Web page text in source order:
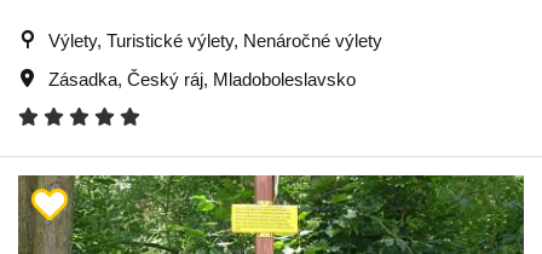
Výlety, Turistické výlety, Nenáročné výlety
Zásadka, Český ráj, Mladoboleslavsko